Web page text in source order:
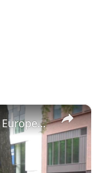
×
Belgium: Protest erupts in Brussels against European rearmament.